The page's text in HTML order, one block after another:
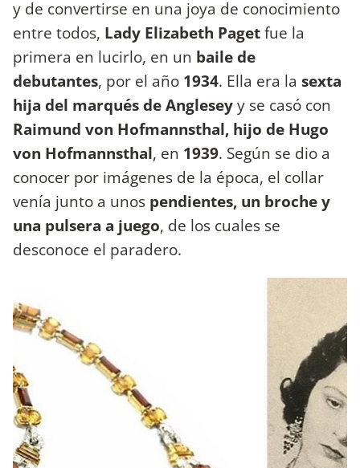
y de convertirse en una joya de conocimiento
entre todos, Lady Elizabeth Pagetfue la
primera en lucirlo, en un baile de
debutantes, por el año 1934. Ella era la sexta
hija del marqués de Angleseyy se casó con
Raimund von Hofmannsthal, hijo de Hugo
von Hofmannsthal, en 1939. Según se dio a
conocer por imágenes de la época, el collar
venía junto a unos pendientes, un broche y
una pulsera a juego, de los cuales se
desconoce el paradero.